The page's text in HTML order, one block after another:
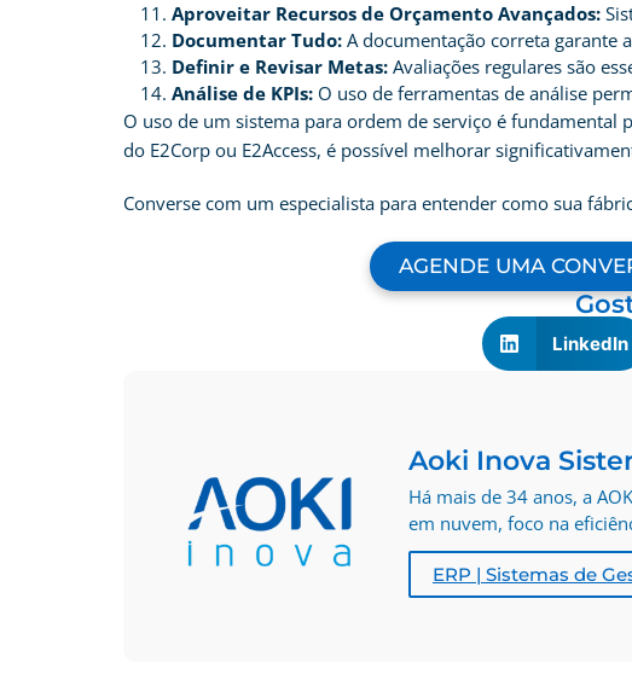
Aproveitar Recursos de Orçamento Avançados:
Documentar Tudo: A documentação correta garante
Definir e Revisar Metas: Avaliações regulares são
Análise de KPIs: O uso de ferramentas de análise
O uso de um sistema para ordem de serviço é fundamental
do E2Corp ou E2Access, é possível melhorar
Converse com um especialista para entender como sua
AGENDE UMA
LinkedIn
Aoki Inova
Há mais de 34 anos, a
em nuvem, foco na
ERP | Sistemas de